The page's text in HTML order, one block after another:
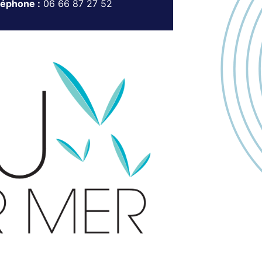
: 06 66 87 27 52